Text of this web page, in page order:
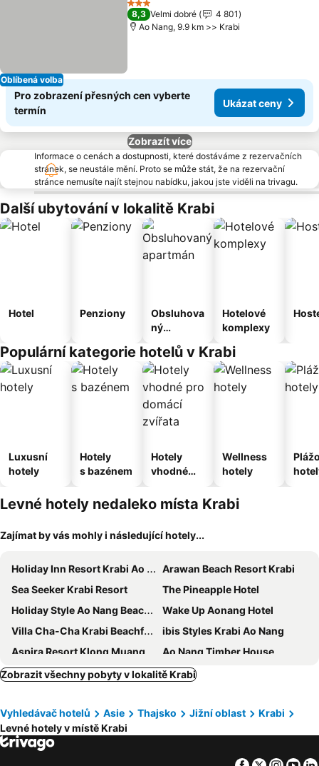
Oblíbená volba
3 Počet hvězdiček
8,3 Velmi dobré
4 801
Ao Nang, 9.9 km >> Krabi
Pro zobrazení přesných cen vyberte
termín
Ukázat ceny
Zobrazít více
Informace o cenách a dostupnosti, které dostáváme z rezervačních
stránek, se neustále mění. Proto se může stát, že na rezervační
stránce nemusíte najít stejnou nabídku, jakou jste viděli na trivagu.
Další ubytování v lokalitě Krabi
Hotel Penziony
Obsluhova
ný
Hotelové
komplexy
Populární kategorie hotelů v Krabi
Luxusní
hotely
Hotely
s bazénem
Hotely
vhodné
domácí
zvířata
Wellness
hotely
Levné hotely nedaleko místa Krabi
Zajímat by vás mohly i následující hotely...
Holiday Inn Resort Krabi Ao Nang Beach by IHG
Arawan Beach Resort Krabi
Sea Seeker Krabi Resort
The Pineapple Hotel
Holiday Style Ao Nang Beach Resort, Krabi
Wake Up Aonang Hotel
Villa Cha-Cha Krabi Beachfront Resort
ibis Styles Krabi Ao Nang
Aspira Resort Klong Muang Krabi
Ao Nang Timber House
City Hotel
Krabi Home Town Boutique
BlueSotel Krabi AoNang Beach
Aonang Silver Orchid Resort
Kokotel Krabi Ao Nang
Happy Hotel Aonang Krabi
Centara Ao Nang Beach Resort & Spa Krabi
Zobrazit všechny pobyty v lokalitě Krabi
Vyhledávač hotelů Asie Thajsko Jižní oblast
Krabi
Levné hotely v místě Krabi